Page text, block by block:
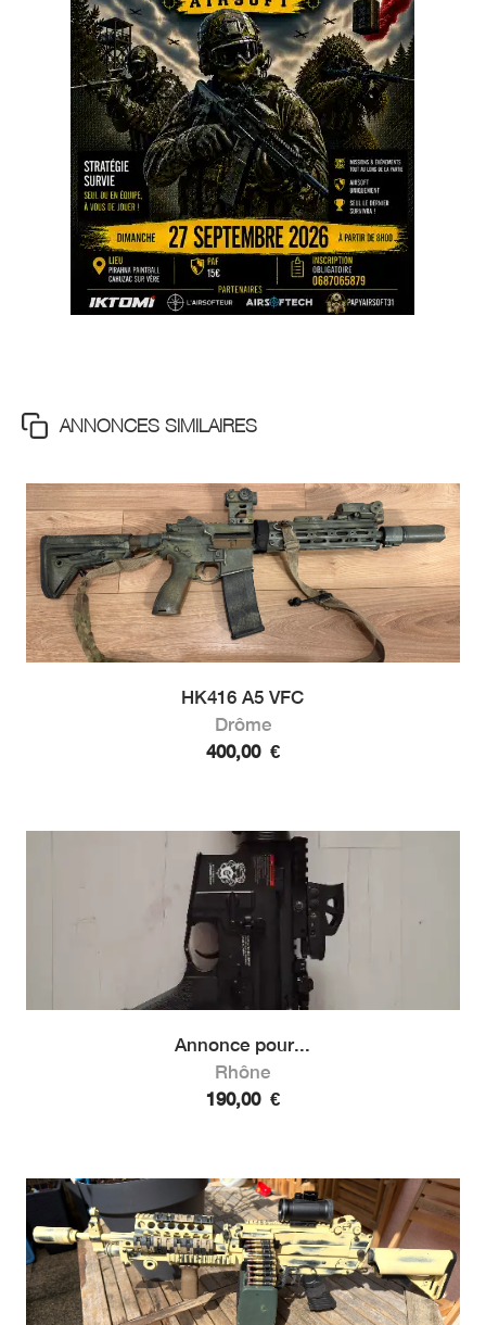
ANNONCES SIMILAIRES
HK416 A5 VFC
Drôme
400,00 €
Annonce pour...
Rhône
190,00 €